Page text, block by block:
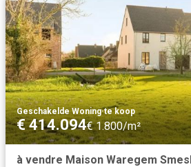
Geschakelde Woning·te koop
€ 414.094€ 1.800/m²
à vendre Maison Waregem